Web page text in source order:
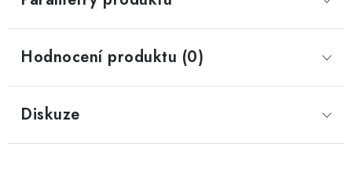
Hodnocení produktu (0)
Diskuze